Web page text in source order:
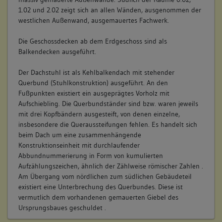
ausgeführt. Teilweise handelt es sich um Putzflächen,
teilweise um Tapeten . Auch die Ausführungen der Putze sind
sehr unterschiedlicher Art .
tendentiell homogener. In vielen Räumen ist am Deckenrand
ein mehr oder weniger stark ausgebildetes Randprofil
Besonders herausstechend ist die Einheitlichkeit der
Fußböden, die flächendeckend als Parkettboden mit
Fischgrätmuster ausgebildet sind. Der Parkettboden wird
partiell durch PVC oder ähnlich neueren Bodenbelag bedeckt.
Lediglich im Treppenhaus und den Bädern sind andere
Fußbodenbeläge vorhanden .
Der Großteil der Zimmertüren im 2.OG und dem bisher
untersuchten Bereich des 1.OG weisen eine recht einheitliche
Konstruktionsart auf. Diese lässt sich anhand der
Gestaltungsdetails auf die Mitte des 19. Jahrhunderts
datieren (Fitschenbänder mit Eichelköpfchen, Rahmen und-
Kassettenausführung des Türblatts) .
1.02 und 2.02 zeigt sich an allen Wänden, ausgenommen der
westlichen Außenwand, ausgemauertes Fachwerk.
Die Geschossdecken ab dem Erdgeschoss sind als
Balkendecken ausgeführt.
Der Dachstuhl ist als Kehlbalkendach mit stehender
Querbund (Stuhlkonstruktion) ausgeführt. An den
Fußpunkten existiert ein ausgeprägtes Vorholz mit
Aufschiebling. Die Querbundständer sind bzw. waren jeweils
mit drei Kopfbändern ausgesteift, von denen einzelne,
insbesondere die Queraussteifungen fehlen. Es handelt sich
beim Dach um eine zusammenhängende
Konstruktionseinheit mit durchlaufender
Abbundnummerierung in Form von kumulierten
Aufzählungszeichen, ähnlich der Zählweise römischer Zahlen .
Am Übergang vom nördlichen zum südlichen Gebäudeteil
existiert eine Unterbrechung des Querbundes. Diese ist
vermutlich dem vorhandenen gemauerten Giebel des
Ursprungsbaues geschuldet .